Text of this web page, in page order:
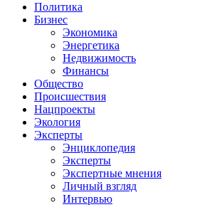
Политика
Бизнес
Экономика
Энергетика
Недвижимость
Финансы
Общество
Происшествия
Нацпроекты
Экология
Эксперты
Энциклопедия
Эксперты
Экспертные мнения
Личный взгляд
Интервью